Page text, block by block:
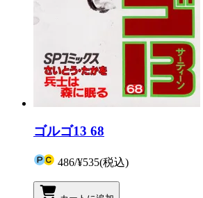
ゴルゴ13 68
486/¥535(税込)